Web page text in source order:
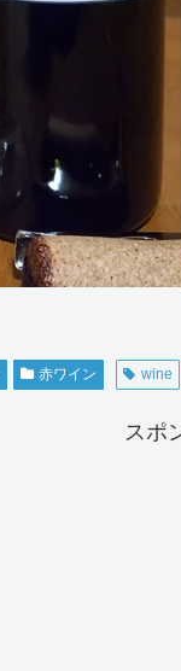
赤ワイン wine
スポ